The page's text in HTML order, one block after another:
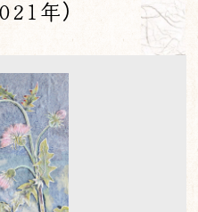
年）